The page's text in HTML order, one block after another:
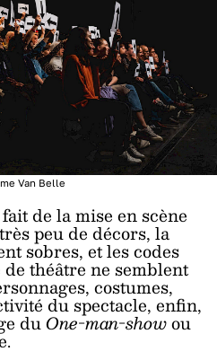
Van Belle
de la mise en scène
peu de décors, la
sobres, et les codes
théâtre ne semblent
costumes,
du spectacle, enfin,
duOne-man-showou